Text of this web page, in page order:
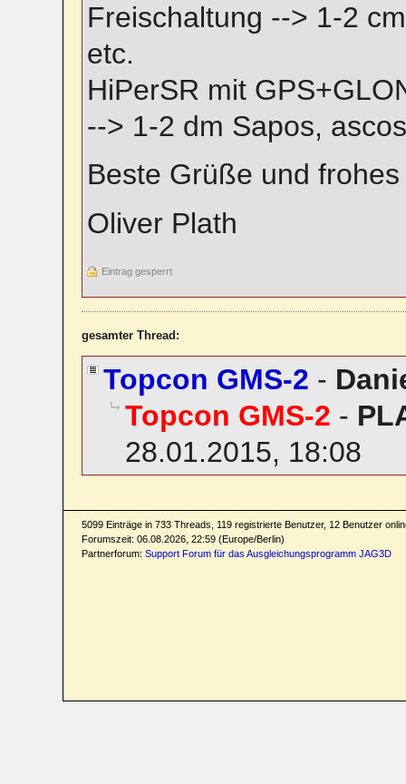
Freischaltung --> 1-2
etc.
HiPerSR mit
--> 1-2 dm Sapos,
Beste Grüße und
Oliver Plath
Eintrag gesperrt
gesamter Thread:
Topcon GMS-2 -
Topcon GMS-2 -
28.01.2015, 18:08
5099 Einträge in 733 Threads, 119 registrierte Benutzer, 12 Benutzer
Forumszeit: 06.08.2026, 22:59 (Europe/Berlin)
Partnerforum: Support Forum für das Ausgleichungsprogramm JAG3D